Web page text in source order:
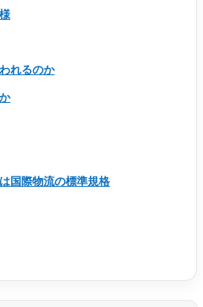
れるのか
国際物流の標準規格